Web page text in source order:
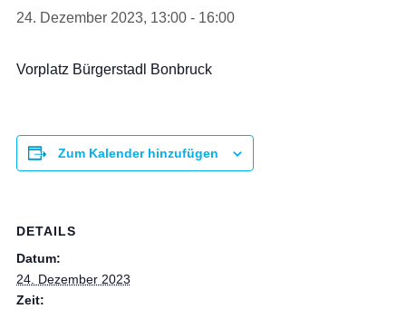
24. Dezember 2023, 13:00- 16:00
Vorplatz Bürgerstadl Bonbruck
Zum Kalender hinzufügen
DETAILS
Datum:
24. Dezember 2023
Zeit: